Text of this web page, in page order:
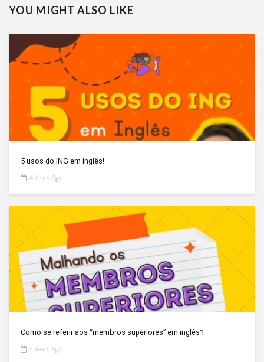
YOU MIGHT ALSO LIKE
5 usos do ING em inglês!
4 Years Ago
Como se referir aos “membros superiores” em inglês?
4 Years Ago